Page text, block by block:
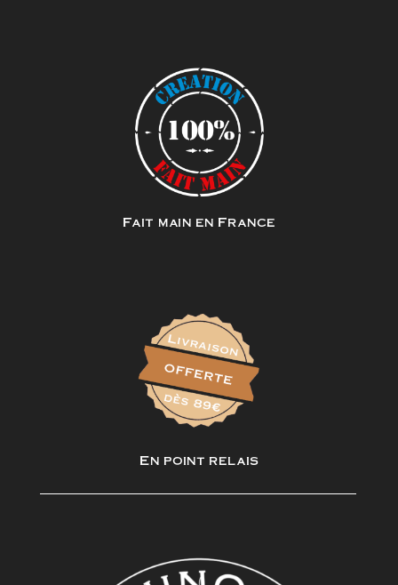
Fait main en France
En point relais